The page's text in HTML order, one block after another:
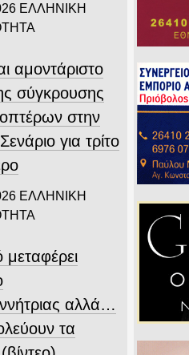
ΕΛΛΗΝΙΚΗ
αμοντάριστο
σύγκρουσης
στην
για τρίτο
ΕΛΛΗΝΙΚΗ
αλλά…
τα